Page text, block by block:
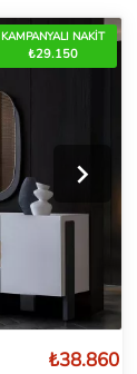
KAMPANYALI NAKİT
₺29.150
₺38.860